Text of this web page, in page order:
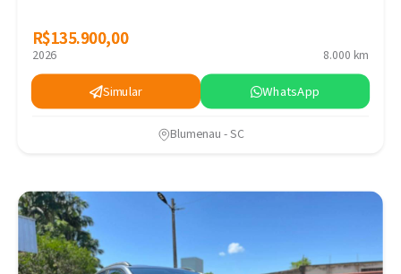
R$135.900,00
R$135.900,00
2026 8.000 km
Simular WhatsApp
Blumenau - SC